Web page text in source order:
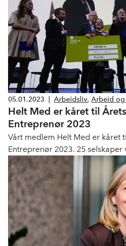
inn på vegne av NHO og
05.01.2023 Arbeidsliv, Arbeid
Helt Med er kåret til
Entreprenør 2023
Vårt medlem Helt Med er kåret
Entreprenør 2023. 25
som ble delt ut i dag på NHOs
mottok hyllest og prisen på en
en full sal med politikere og